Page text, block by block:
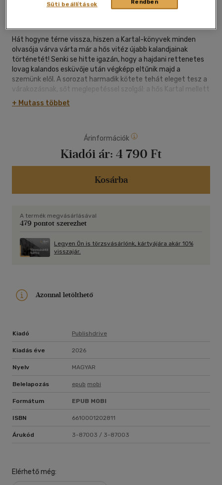
Hát hogyne térne vissza, hiszen a Kartal-könyvek minden
olvasója várva várta már a hős vitéz újabb kalandjainak
történetét! Senki se hitte igazán, hogy a hajdani rettenetes
lovag kalandos esküvője után végképp eltűnik majd a
szemünk elől. A sorozat harmadik kötete tehát eleget tesz a
várakozásnak, sőt meglepetéssel szolgál: a hős Kartal mellett
két ifjú legényke körül bonyolódnak e történet szálai. Sőt, a
regénynek tulajdonképpen ők az igazi hősei - jóllehet
visszatérését - e regény szereplői is abban bizakodnak, hogy
a híres-neves lovag visszatérve elvágja majd a sanda
összeesküvések kusza szálait, és ezzel a boldog
befejezéshez vezeti az izgalmas és érdekfeszítő
cselekményt. www.ronaszegimiklos.com
+ Mutass többet
Árinformációk
Kiadói ár: 4 790 Ft
Kosárba
A termék megvásárlásával
479 pontot szerezhet
Legyen Ön is törzsvásárlónk, kártyájára akár 10%
visszajár.
Azonnal letölthető
Kiadó Publishdrive
Kiadás éve 2026
Nyelv MAGYAR
Belelapozás epub mobi
Formátum EPUB MOBI
ISBN 6610001202811
Árukód 3-87003 / 3-87003
Elérhető még:
Rendben
Süti beállítások